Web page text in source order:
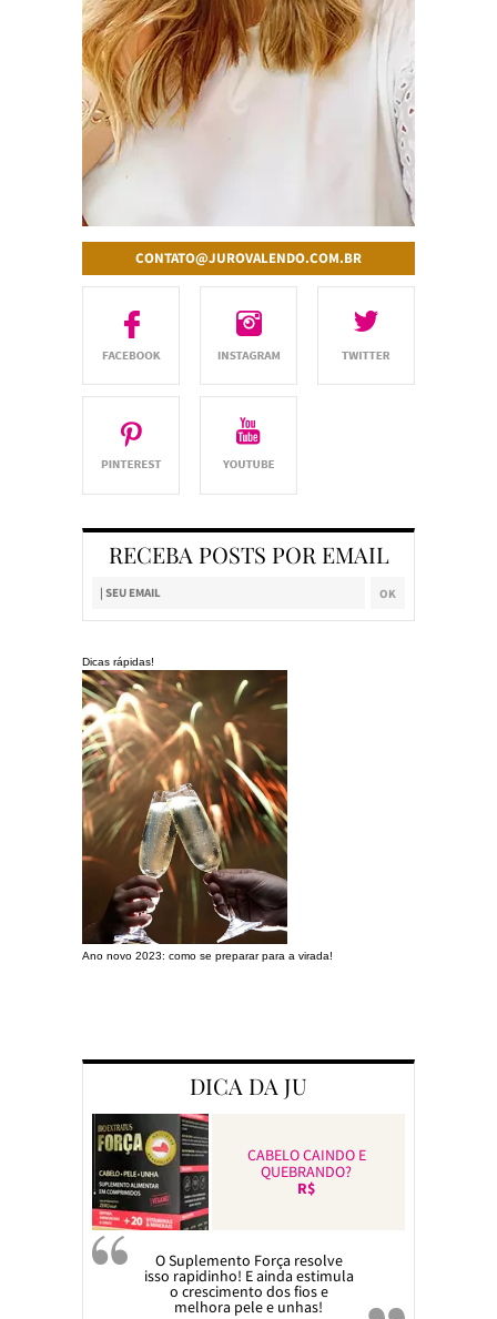
CONTATO@JUROVALENDO.COM.BR
RECEBA POSTS POR EMAIL
Dicas rápidas!
Ano novo 2023: como se preparar para a virada!
DICA DA JU
CABELO CAINDO E
QUEBRANDO?
R$
O Suplemento Força resolve
isso rapidinho! E ainda estimula
o crescimento dos fios e
melhora pele e unhas!